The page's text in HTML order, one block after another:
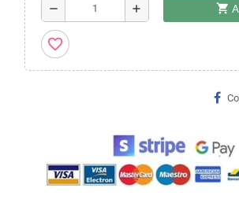
remove add shopping_cart
favorite_border